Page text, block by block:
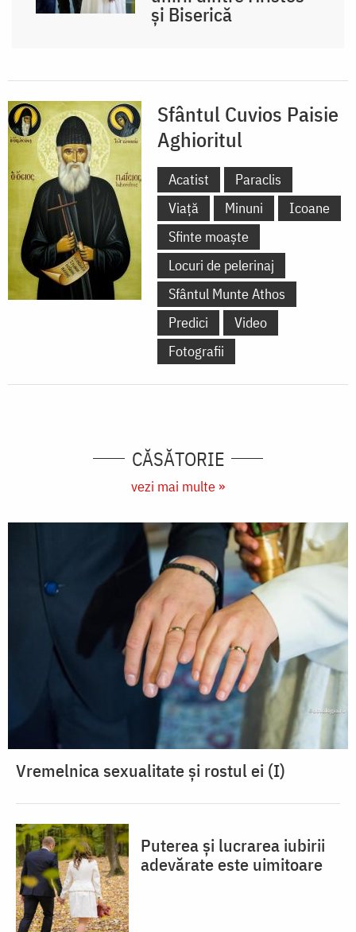
și Biserică
Sfântul Cuvios Paisie
Aghioritul
Acatist
Paraclis
Viață
Minuni
Icoane
Sfinte moaște
Locuri de pelerinaj
Sfântul Munte Athos
Predici
Video
Fotografii
CĂSĂTORIE
vezi mai multe »
Vremelnica sexualitate și rostul ei (I)
Puterea și lucrarea iubirii
adevărate este uimitoare